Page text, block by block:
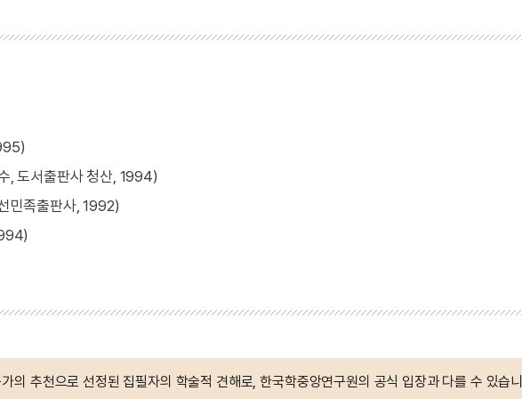
, 도서출판사 청산, 1994)
민족출판사, 1992)
의 추천으로 선정된 집필자의 학술적 견해로, 한국학중앙연구원의 공식 입장과 다를 수 있습